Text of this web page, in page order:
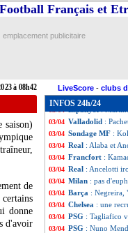
à 08h42
Français et
emplacement publicitaire
LiveScore - clubs
saison)
de
donne
d'avoir
INFOS 24h/24
03/04 PSG: un simple
03/04 PSG: Henry veut
03/04 Montpellier
03/04 Nantes: Hadjam,
03/04 Troyes: gros
:
03/04 Valladolid :
03/04 Sondage MF :
03/04 Real : Alaba et
03/04 Francfort :
03/04 Real : Ancelotti
03/04 Milan : pas
03/04 Barça : Negreira,
03/04 Chelsea : une
03/04 PSG : Tagliafico
03/04 PSG : Nuno